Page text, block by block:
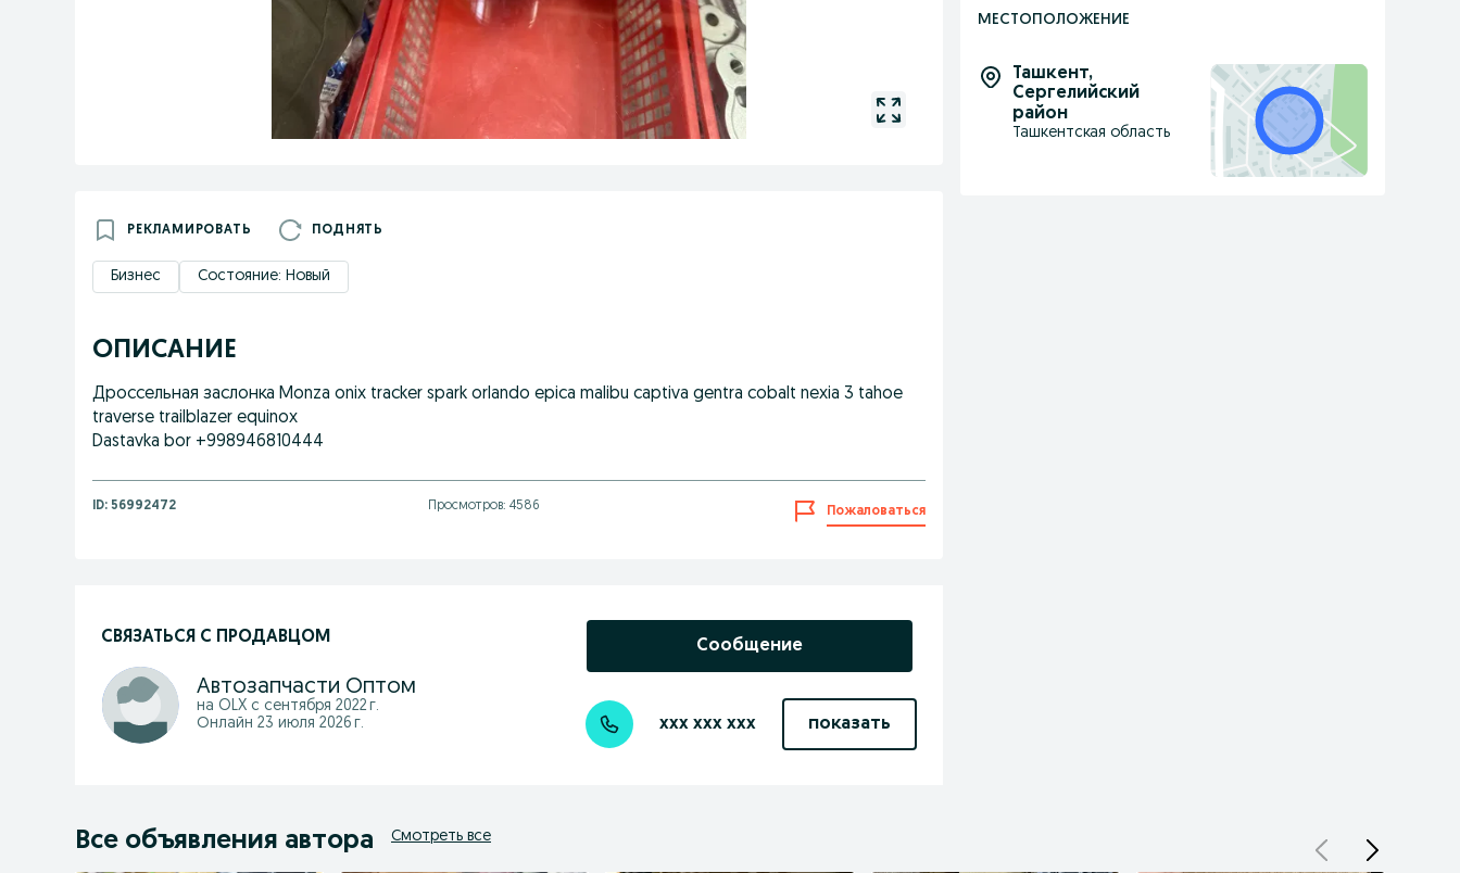
РЕКЛАМИРОВАТЬ ПОДНЯТЬ
Бизнес Состояние: Новый
ОПИСАНИЕ
Дроссельная заслонка Monza onix tracker spark orlando epica malibu captiva gentra cobalt nexia 3 tahoe
traverse trailblazer equinox
Dastavka bor +998946810444
ID: 56992472 Просмотров: 4586 Пожаловаться
СВЯЗАТЬСЯ С ПРОДАВЦОМ
Автозапчасти Оптом
на OLX с сентября 2022 г.
Онлайн 23 июля 2026 г.
Сообщение
xxx xxx xxx показать
МЕСТОПОЛОЖЕНИЕ
Ташкент,
Сергелийский
район
Ташкентская область
Все объявления автора Смотреть все